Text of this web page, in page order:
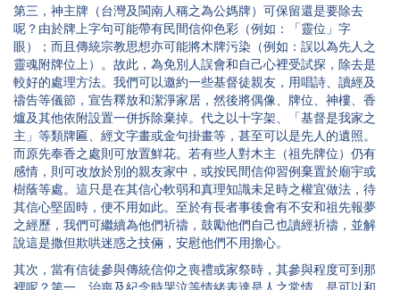
第三，神主牌（台灣及閩南人稱之為公媽牌）可保留還是要除去
呢？由於牌上字句可能帶有民間信仰色彩（例如：「靈位」字
眼）；而且傳統宗教思想亦可能將木牌污染（例如：誤以為先人之
靈魂附牌位上）。故此，為免別人誤會和自己心裡受試探，除去是
較好的處理方法。我們可以邀約一些基督徒親友，用唱詩、讀經及
禱告等儀節，宣告釋放和潔淨家居，然後將偶像、牌位、神樓、香
爐及其他依附設置一併拆除棄掉。代之以十字架、「基督是我家之
主」等類牌匾、經文字畫或金句掛畫等，甚至可以是先人的遺照。
而原先奉香之處則可放置鮮花。若有些人對木主（祖先牌位）仍有
感情，則可改放於別的親友家中，或按民間信仰習例棄置於廟宇或
樹蔭等處。這只是在其信心軟弱和真理知識未足時之權宜做法，待
其信心堅固時，便不用如此。至於有長者事後會有不安和祖先報夢
之經歷，我們可繼續為他們祈禱，鼓勵他們自己也讀經祈禱，並解
說這是撒但欺哄迷惑之技倆，安慰他們不用擔心。
其次，當有信徒參與傳統信仰之喪禮或家祭時，其參與程度可到那
裡呢？第一，治喪及紀念時哭泣等情緒表達是人之常情，是可以和